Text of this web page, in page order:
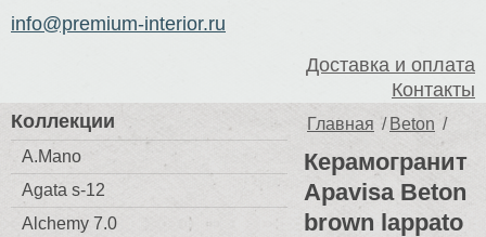
info@premium-interior.ru
Доставка и оплата
Контакты
Коллекции
A.Mano
Agata s-12
Alchemy 7.0
Главная / Beton /
Керамогранит
Apavisa Beton
brown lappato